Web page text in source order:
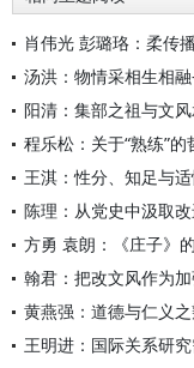
汤洪：物情采相生相
阳清：集部之祖与文
程乐松：关于“熟练”
王淇：性分、知足与
陈理：从党史中汲取
方勇 袁朗：《庄子》
翰君：把改文风作为
黄燕强：道德与仁义
王明进：国际关系研